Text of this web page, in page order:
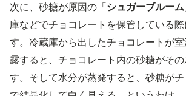
次に、砂糖が原因の「シュガーブルーム
庫などでチョコレートを保管している
す。冷蔵庫から出したチョコレートが
露すると、チョコレート内の砂糖がそ
す。そして水分が蒸発すると、砂糖が